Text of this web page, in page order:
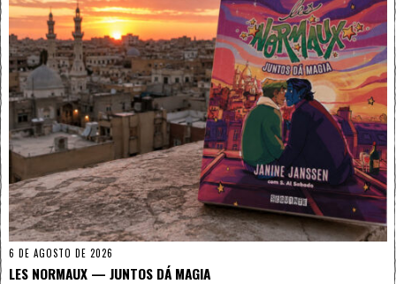
6 DE AGOSTO DE 2026
LES NORMAUX — JUNTOS DÁ MAGIA